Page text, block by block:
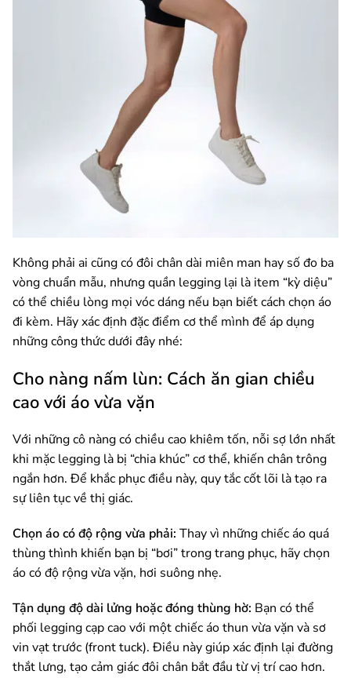
Không phải ai cũng có đôi chân dài miên man hay số đo ba
vòng chuẩn mẫu, nhưng quần legging lại là item “kỳ diệu”
có thể chiều lòng mọi vóc dáng nếu bạn biết cách chọn áo
đi kèm. Hãy xác định đặc điểm cơ thể mình để áp dụng
những công thức dưới đây nhé:
Cho nàng nấm lùn: Cách ăn gian chiều
cao với áo vừa vặn
Với những cô nàng có chiều cao khiêm tốn, nỗi sợ lớn nhất
khi mặc legging là bị “chia khúc” cơ thể, khiến chân trông
ngắn hơn. Để khắc phục điều này, quy tắc cốt lõi là tạo ra
sự liên tục về thị giác.
Chọn áo có độ rộng vừa phải: Thay vì những chiếc áo quá
thùng thình khiến bạn bị “bơi” trong trang phục, hãy chọn
áo có độ rộng vừa vặn, hơi suông nhẹ.
Tận dụng độ dài lửng hoặc đóng thùng hờ: Bạn có thể
phối legging cạp cao với một chiếc áo thun vừa vặn và sơ
vin vạt trước (front tuck). Điều này giúp xác định lại đường
thắt lưng, tạo cảm giác đôi chân bắt đầu từ vị trí cao hơn.